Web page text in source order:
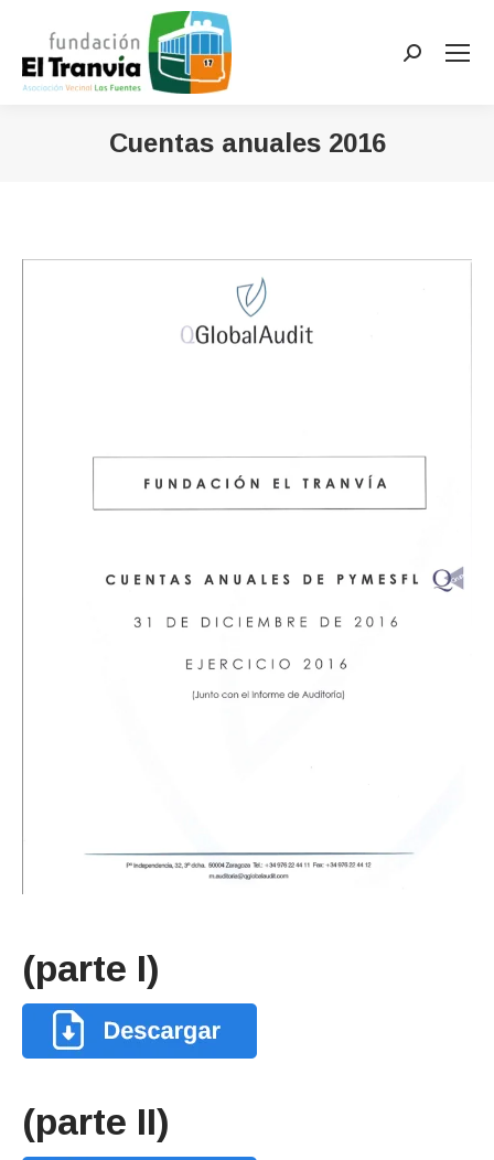
Buscar:
Cuentas anuales 2016
(parte I)
(parte II)